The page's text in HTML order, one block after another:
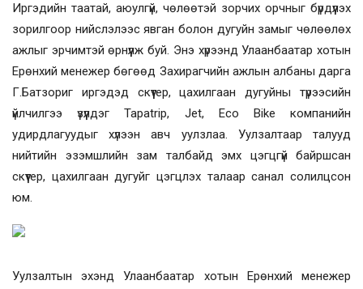
Иргэдийн таатай, аюулгүй, чөлөөтэй зорчих орчныг бүрдүүлэх
зорилгоор нийслэлээс явган болон дугуйн замыг чөлөөлөх
ажлыг эрчимтэй өрнүүлж буй. Энэ хүрээнд Улаанбаатар хотын
Ерөнхий менежер бөгөөд Захирагчийн ажлын албаны дарга
Г.Батзориг иргэдэд скүүтер, цахилгаан дугуйны түрээсийн
үйлчилгээ үзүүлдэг Tapatrip, Jet, Eco Bike компанийн
удирдлагуудыг хүлээн авч уулзлаа. Уулзалтаар талууд
нийтийн эзэмшлийн зам талбайд эмх цэгцгүй байршсан
скүүтер, цахилгаан дугуйг цэгцлэх талаар санал солилцсон
юм.
Уулзалтын эхэнд Улаанбаатар хотын Ерөнхий менежер